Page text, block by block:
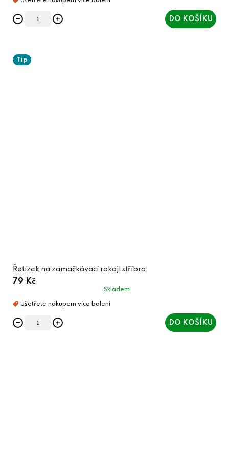
DO KOŠÍKU
Tip
Řetízek na zamačkávací rokajl stříbro
79 Kč
Skladem
DO KOŠÍKU